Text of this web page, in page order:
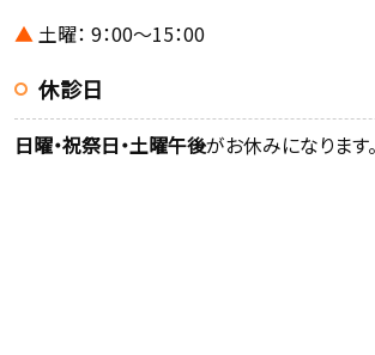
▲ 土曜： 9：00～15：00
休診日
日曜・祝祭日・土曜午後がお休みになります。